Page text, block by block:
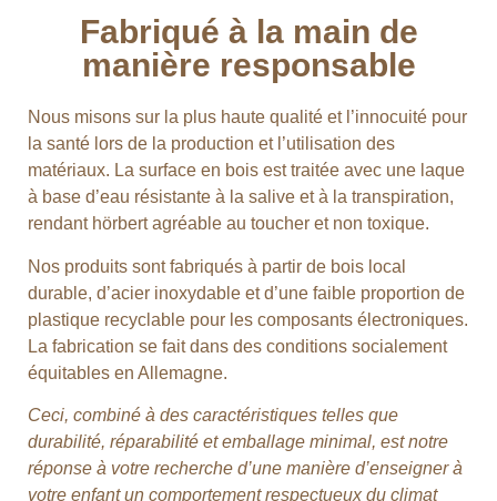
Fabriqué à la main de
manière responsable
Nous misons sur la plus haute qualité et l’innocuité pour
la santé lors de la production et l’utilisation des
matériaux. La surface en bois est traitée avec une laque
à base d’eau résistante à la salive et à la transpiration,
rendant hörbert agréable au toucher et non toxique.
Nos produits sont fabriqués à partir de bois local
durable, d’acier inoxydable et d’une faible proportion de
plastique recyclable pour les composants électroniques.
La fabrication se fait dans des conditions socialement
équitables en Allemagne.
Ceci, combiné à des caractéristiques telles que
durabilité, réparabilité et emballage minimal, est notre
réponse à votre recherche d’une manière d’enseigner à
votre enfant un comportement respectueux du climat